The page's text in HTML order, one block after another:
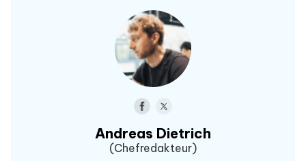
Andreas Dietrich
(Chefredakteur)